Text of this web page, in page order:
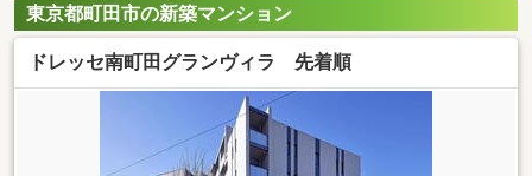
東京都町田市の新築マンション
ドレッセ南町田グランヴィラ 先着順